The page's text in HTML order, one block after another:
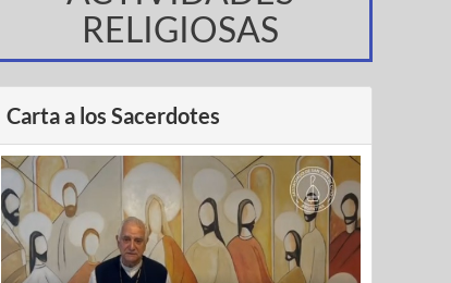
RELIGIOSAS
Carta a los Sacerdotes